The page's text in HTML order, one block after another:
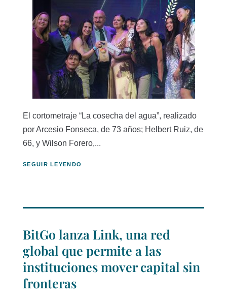
El cortometraje “La cosecha del agua”, realizado
por Arcesio Fonseca, de 73 años; Helbert Ruiz, de
66, y Wilson Forero,...
SEGUIR LEYENDO
BitGo lanza Link, una red
global que permite a las
instituciones mover capital sin
fronteras